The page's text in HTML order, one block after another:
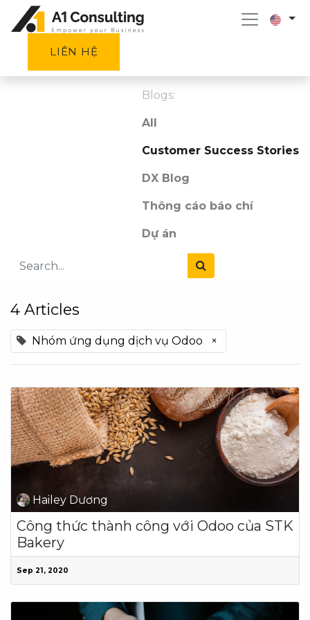
LIÊN HỆ
Blogs:
All
Customer Success Stories
DX Blog
Thông cáo báo chí
Dự án
4 Articles
Nhóm ứng dụng dịch vụ Odoo ×
Hailey Dương
Công thức thành công với Odoo của STK
Bakery
Sep 21, 2020